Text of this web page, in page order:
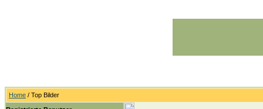
Home / Top Bilder